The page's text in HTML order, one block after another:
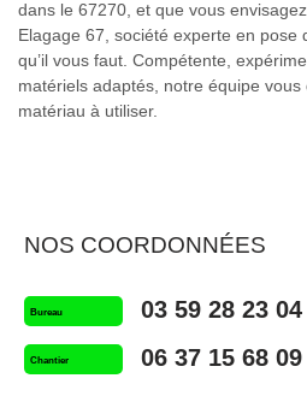
dans le 67270, et que vous
Elagage 67, société experte en pose
qu’il vous faut. Compétente,
matériels adaptés, notre équipe
matériau à utiliser.
NOS COORDONNÉES
Bureau 03 59 28 23 04
Chantier 06 37 15 68 09